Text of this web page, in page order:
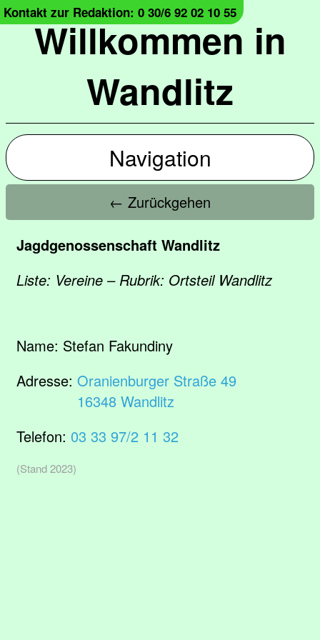
Willkommen in
Wandlitz
Kontakt zur Redaktion: 0 30/6 92 02 10 55
Navigation
← Zurückgehen
Jagdgenossenschaft Wandlitz
Liste: Vereine – Rubrik: Ortsteil Wandlitz
Name: Stefan Fakundiny
Adresse: Oranienburger Straße 49
16348 Wandlitz
Telefon: 03 33 97/2 11 32
(Stand 2023)